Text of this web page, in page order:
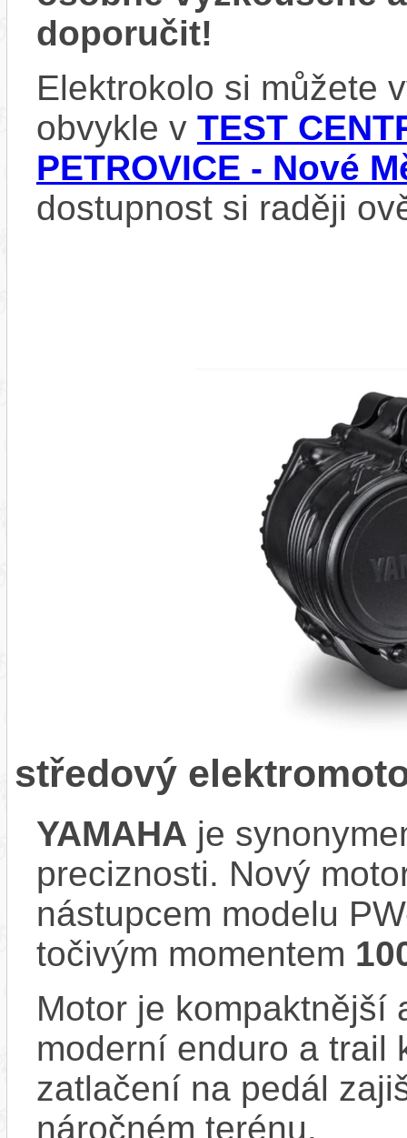
doporučit!
Elektrokolo si můžete
obvykle v TEST
PETROVICE - Nové
dostupnost si raději
středový
YAMAHA je
preciznosti. Nový
nástupcem modelu
točivým momentem
Motor je kompaktnější
moderní enduro a trail
zatlačení na pedál
náročném terénu.